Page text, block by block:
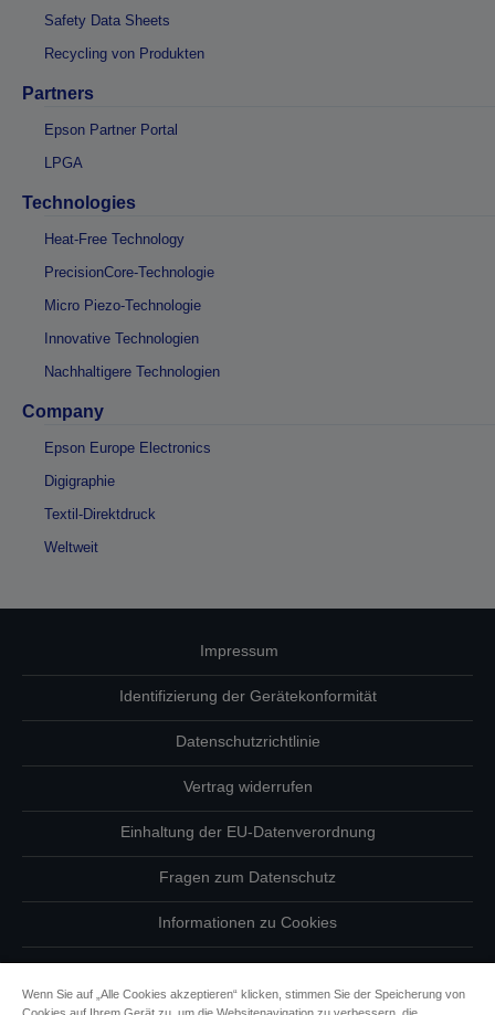
Safety Data Sheets
Recycling von Produkten
Partners
Epson Partner Portal
LPGA
Technologies
Heat-Free Technology
PrecisionCore-Technologie
Micro Piezo-Technologie
Innovative Technologien
Nachhaltigere Technologien
Company
Epson Europe Electronics
Digigraphie
Textil-Direktdruck
Weltweit
Impressum
Identifizierung der Gerätekonformität
Datenschutzrichtlinie
Vertrag widerrufen
Einhaltung der EU-Datenverordnung
Fragen zum Datenschutz
Informationen zu Cookies
Epson Engagement für Barrierefreiheit
Wenn Sie auf „Alle Cookies akzeptieren“ klicken, stimmen Sie der Speicherung von